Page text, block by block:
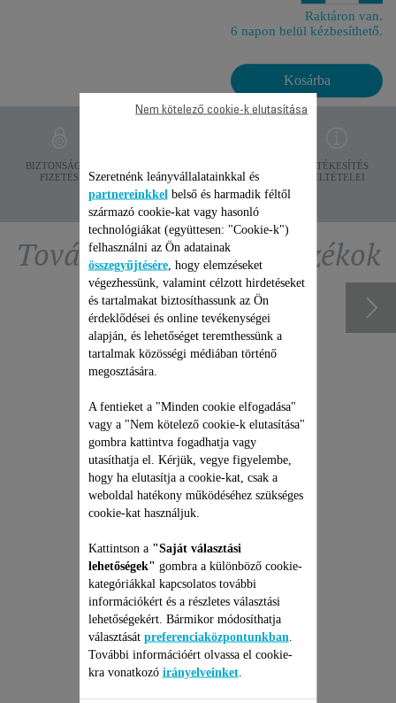
Raktáron van.
6 napon belül kézbesíthető.
Kosárba
BIZTONSÁGOS
FIZETÉS
FELTÉTELEK
ÉRTÉKESÍTÉS
FELTÉTELEI
További ajánlott tartozékok
ROWENTA
ROBOTPORSZÍVÓ
Árajánlat, meglepetések nélkül
és 6 hónapos kiterjesztett
garancia!
53 990 Ft
Kosárba
Szeretnénk leányvállalatainkkal és
partnereinkkel belső és harmadik féltől
származó cookie-kat vagy hasonló
technológiákat (együttesen: "Cookie-k")
felhasználni az Ön adatainak
összegyűjtésére, hogy elemzéseket
végezhessünk, valamint célzott hirdetéseket
és tartalmakat biztosíthassunk az Ön
érdeklődései és online tevékenységei
alapján, és lehetőséget teremthessünk a
tartalmak közösségi médiában történő
megosztására.
A fentieket a "Minden cookie elfogadása"
vagy a "Nem kötelező cookie-k elutasítása"
gombra kattintva fogadhatja vagy
utasíthatja el. Kérjük, vegye figyelembe,
hogy ha elutasítja a cookie-kat, csak a
weboldal hatékony működéséhez szükséges
cookie-kat használjuk.
Kattintson a "Saját választási
lehetőségek" gombra a különböző cookie-
kategóriákkal kapcsolatos további
információkért és a részletes választási
lehetőségekért. Bármikor módosíthatja
választását preferenciaközpontunkban
További információért olvassa el cookie-
kra vonatkozó irányelveinket.
Nem kötelező cookie-k elutasítása